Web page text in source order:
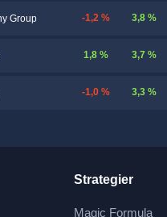
Group -1,2 % 3,8 %
1,8 % 3,7 %
-1,0 % 3,3 %
Strategier
Magic Formula